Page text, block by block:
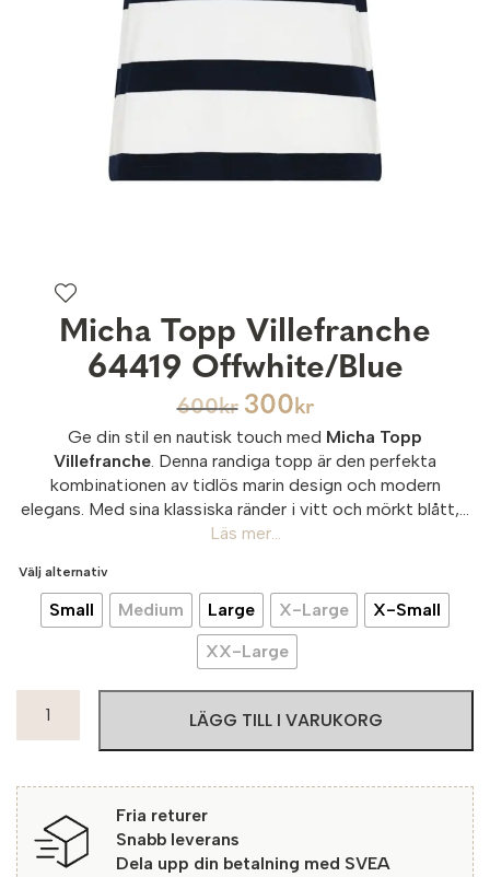
Micha Topp Villefranche
64419 Offwhite/Blue
600kr 300 kr
Ge din stil en nautisk touch med Micha Topp
Villefranche . Denna randiga topp är den perfekta
kombinationen av tidlös marin design och modern
elegans. Med sina klassiska ränder i vitt och mörkt blått,...
Läs mer...
Välj alternativ
Small Medium Large X-Large
X-Small
XX-Large
Topp
Villefranche
Offwhite/Blue
mängd
LÄGG TILL I VARUKORG
Fria returer
Snabb leverans
Dela upp din betalning med SVEA